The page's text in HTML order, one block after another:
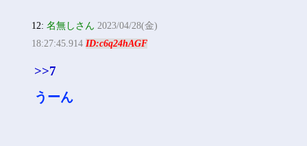
12:名無しさん 2023/04/28(金)
18:27:45.914ID:c6q24hAGF
>>7
うーん